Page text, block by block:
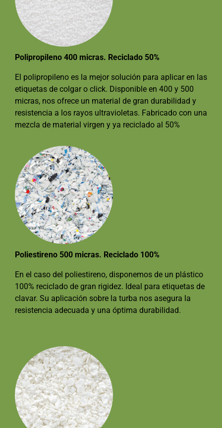
Polipropileno 400 micras. Reciclado 50%
El polipropileno es la mejor solución para aplicar en las
etiquetas de colgar o click. Disponible en 400 y 500
micras, nos ofrece un material de gran durabilidad y
resistencia a los rayos ultravioletas. Fabricado con una
mezcla de material virgen y ya reciclado al 50%
Poliestireno 500 micras. Reciclado 100%
En el caso del poliestireno, disponemos de un plástico
100% reciclado de gran rigidez. Ideal para etiquetas de
clavar. Su aplicación sobre la turba nos asegura la
resistencia adecuada y una óptima durabilidad.